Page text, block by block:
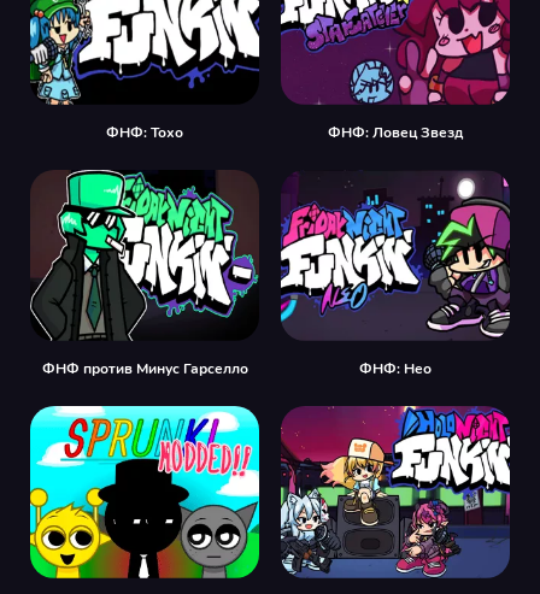
ФНФ: Тохо ФНФ: Ловец Звезд
ФНФ против Минус Гарселло ФНФ: Нео